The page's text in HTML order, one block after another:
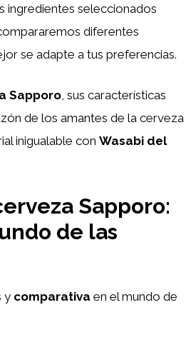
ingredientes seleccionados
diferentes
se adapte a tus preferencias.
Sapporo, sus características
de los amantes de la cerveza
inigualable con Wasabi del
Sapporo:
de las
y comparativa en el mundo de